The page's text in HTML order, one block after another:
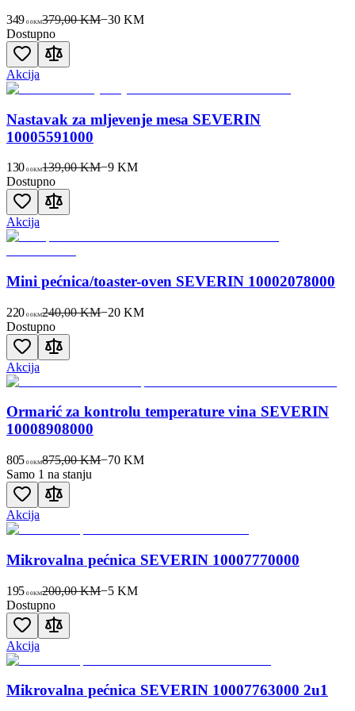
349 00KM379,00 KM−30 KM
Dostupno
Akcija
Nastavak za mljevenje mesa SEVERIN
10005591000
130 00KM139,00 KM−9 KM
Dostupno
Akcija
Mini pećnica/toaster-oven SEVERIN 10002078000
220 00KM240,00 KM−20 KM
Dostupno
Akcija
Ormarić za kontrolu temperature vina SEVERIN
10008908000
805 00KM875,00 KM−70 KM
Samo 1 na stanju
Akcija
Mikrovalna pećnica SEVERIN 10007770000
195 00KM200,00 KM−5 KM
Dostupno
Akcija
Mikrovalna pećnica SEVERIN 10007763000 2u1